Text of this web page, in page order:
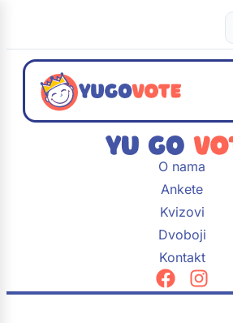
O nama
Ankete
Kvizovi
Dvoboji
Kontakt